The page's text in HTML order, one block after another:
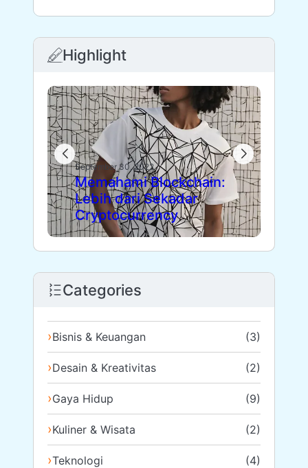
Highlight
September 30, 2022
Memahami Blockchain:
Lebih dari Sekadar
Cryptocurrency
Categories
Bisnis & Keuangan (3)
Desain & Kreativitas (2)
Gaya Hidup (9)
Kuliner & Wisata (2)
Teknologi (4)